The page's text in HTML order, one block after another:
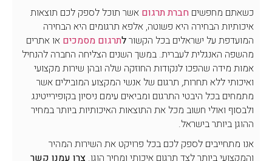
כשאתם מחפשים חברת תרגום אשר תוכל לספק לכם תוצאות
איכותיות הבחירה היא פשוטה, אלפא תרגומים היא הבחירה
המועדפת על ישראלים בכל הקשורלתרגום מסמכים או אתרים
מהשפה האנגלית לעברית. במשך השנים הצליחה החברה להנחיל
אמות מידה שהפכו לנקודות החוזקה שלה ובהן שירות מקצועי
ואיכותי ללא תחרות, תרגום של אנשי המקצוע המובילים אשר
מתמחים בכל היבטי התרגום ומביאים עימם ניסיון בקופירייטינג
ולבסוף ואולי חשוב מכל את התוצאות האיכותיות ביותר במחיר
ההוגן ביותר בישראל.
אנו מתחייבים לספק לכם בכל פרויקט את השירות המהיר